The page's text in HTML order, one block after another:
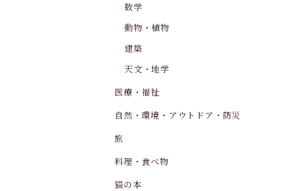
数学
動物・植物
建築
天文・地学
医療・福祉
自然・環境・アウトドア・防災
旅
料理・食べ物
猫の本